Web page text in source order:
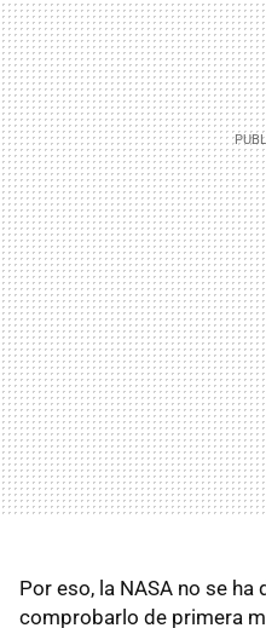
Por eso, la NASA no se
comprobarlo de primera